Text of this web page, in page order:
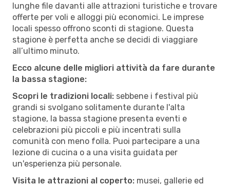
lunghe file davanti alle attrazioni turistiche e trovare
offerte per voli e alloggi più economici. Le imprese
locali spesso offrono sconti di stagione. Questa
stagione è perfetta anche se decidi di viaggiare
all’ultimo minuto.
Ecco alcune delle migliori attività da fare durante
la bassa stagione:
Scopri le tradizioni locali: sebbene i festival più
grandi si svolgano solitamente durante l'alta
stagione, la bassa stagione presenta eventi e
celebrazioni più piccoli e più incentrati sulla
comunità con meno folla. Puoi partecipare a una
lezione di cucina o a una visita guidata per
un'esperienza più personale.
Visita le attrazioni al coperto: musei, gallerie ed